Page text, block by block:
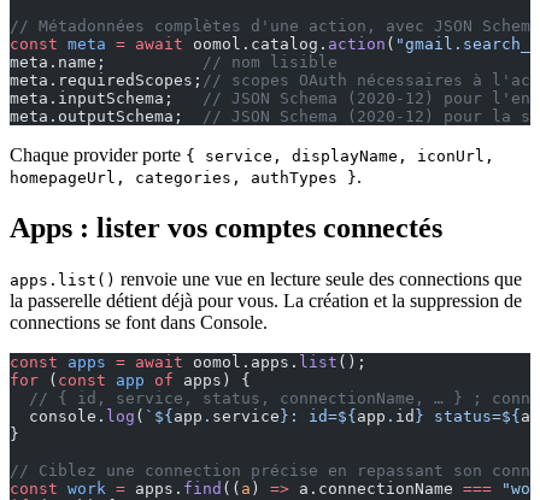
// Métadonnées complètes d'une action, avec JSON
const meta = await oomol.catalog. action (
meta.name;
// nom lisible
meta.requiredScopes; // scopes OAuth nécessaires à
meta.inputSchema;
// JSON Schema (2020-12) pour
meta.outputSchema;
// JSON Schema (2020-12) pour la
Chaque provider porte { service, displayName, iconUrl,
homepageUrl, categories, authTypes }.
Apps : lister vos comptes connectés
apps.list() renvoie une vue en lecture seule des connections que
la passerelle détient déjà pour vous. La création et la suppression de
connections se font dans Console.
const apps = await oomol.apps. list ();
for ( const app of apps) {
// { id, service, status, connectionName, … } ;
  console.
log ( `${ app . service }: id=${ app . id } status=${
}
// Ciblez une connection précise en repassant son
const work = apps. find (( a ) => a.connectionName ===